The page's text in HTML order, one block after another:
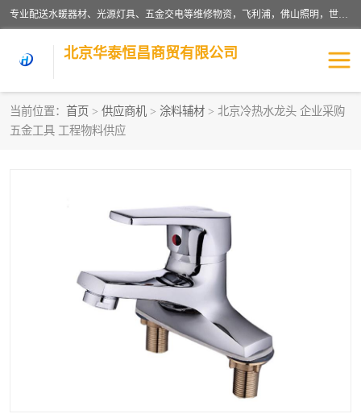
专业配送水暖器材、光源灯具、五金交电等维修物资，飞利浦，佛山照明，世达，博世，九牧，特陶等各产品涉及国内外知名品牌。公司专注与物业、学校、酒店、工厂等单位合作，提供一站式配送服务，降低客户综合成本。依托电子商务改变传统模式，以专业的团队为客户提供24H物资配送到达，货到月结、统一开票，便捷退换等服务，提高了企业的运营效率。
北京华泰恒昌商贸有限公司
当前位置： 首页 > 供应商机 > 涂料辅材 > 北京冷热水龙头 企业采购
五金工具 工程物料供应
水暖阀门